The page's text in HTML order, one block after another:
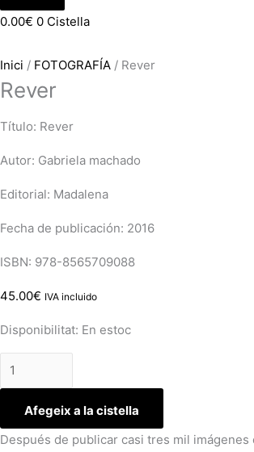
0.00€ 0 Cistella
Inici / FOTOGRAFÍA / Rever
Rever
Título: Rever
Autor: Gabriela machado
Editorial: Madalena
Fecha de publicación: 2016
ISBN: 978-8565709088
45.00€ IVA incluido
Disponibilitat: En estoc
Afegeix a la cistella
Después de publicar casi tres mil